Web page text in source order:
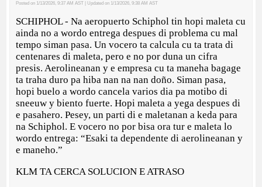
Posted on 1/13/2026, 9:37 AM AST | Updated on 1/13/2026, 9:38 AM AST
SCHIPHOL - Na aeropuerto Schiphol tin hopi maleta cu
ainda no a wordo entrega despues di problema cu mal
tempo siman pasa. Un vocero ta calcula cu ta trata di
centenares di maleta, pero e no por duna un cifra
presis. Aerolineanan y e empresa cu ta maneha bagage
ta traha duro pa hiba nan na nan doño. Siman pasa,
hopi buelo a wordo cancela varios dia pa motibo di
sneeuw y biento fuerte. Hopi maleta a yega despues di
e pasahero. Pesey, un parti di e maletanan a keda para
na Schiphol. E vocero no por bisa ora tur e maleta lo
wordo entrega: “Esaki ta dependente di aerolineanan y
e maneho.”
KLM TA CERCA SOLUCION E ATRASO